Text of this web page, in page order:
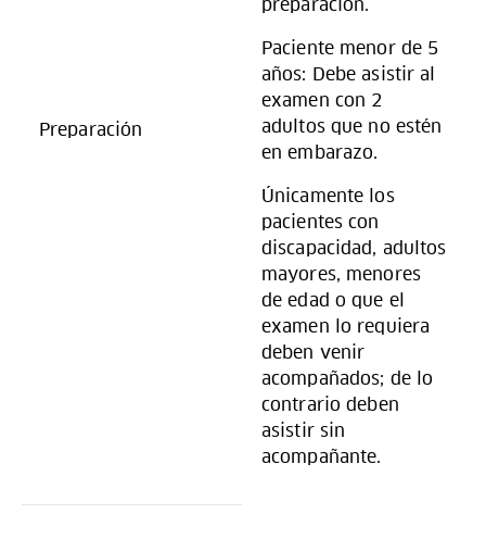
Preparación
preparación.
Paciente menor de 5
años: Debe asistir al
examen con 2
adultos que no estén
en embarazo.
Únicamente los
pacientes con
discapacidad, adultos
mayores, menores
de edad o que el
examen lo requiera
deben venir
acompañados; de lo
contrario deben
asistir sin
acompañante.